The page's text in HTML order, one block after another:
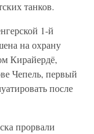
танков.
1-й
на охрану
Кирайердё,
Чепель, первый
после
прорвали